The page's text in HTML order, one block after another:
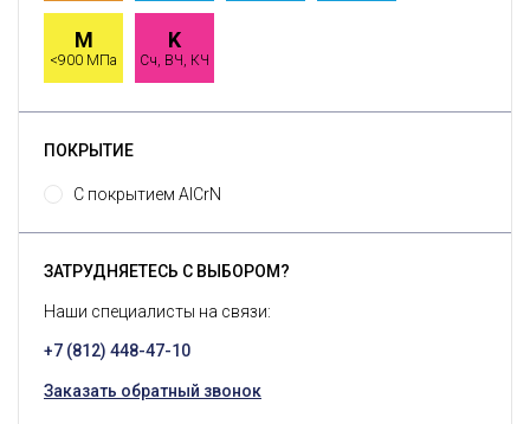
M
<900 МПа
K
Сч, ВЧ, КЧ
ПОКРЫТИЕ
С покрытием AlCrN
ЗАТРУДНЯЕТЕСЬ С ВЫБОРОМ?
Наши специалисты на связи:
+7 (812) 448-47-10
Заказать обратный звонок